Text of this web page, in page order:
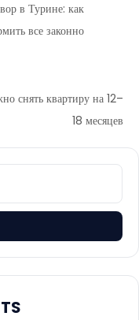
в Турине: как
все законно
квартиру на 12–
18 месяцев